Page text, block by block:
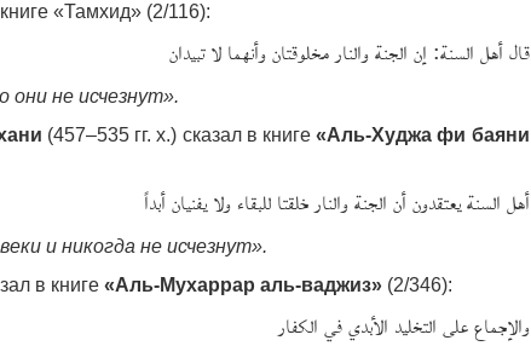
«Тамхид» (2/116):
قال أهل السنة: إن الجنة والنار مخلوقتان وأنهما لا تبيدان
они не исчезнут».
(457–535 гг. х.) сказал в книге«Аль-Худжа фи баяни
أهل السنة يعتقدون أن الجنة والنار خلقتا للبقاء ولا يفنيان أبداً
и никогда не исчезнут».
в книге «Аль-Мухаррар аль-ваджиз» (2/346):
والإجماع على التخليد الأبدي في الكفار